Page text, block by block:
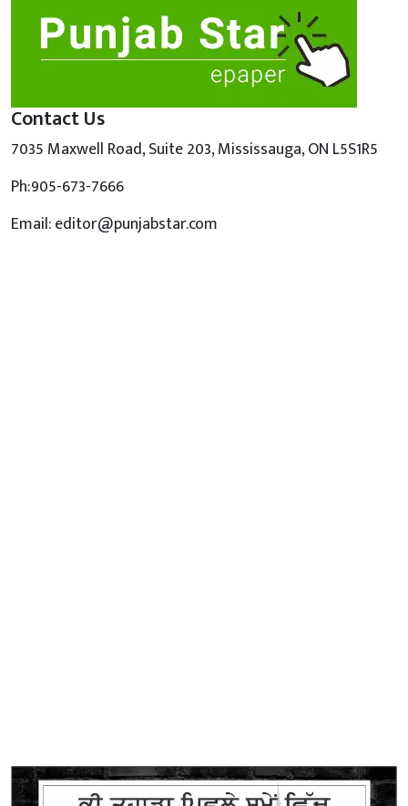
Contact Us
7035 Maxwell Road, Suite 203, Mississauga, ON L5S1R5
Ph:905-673-7666
Email: editor@punjabstar.com